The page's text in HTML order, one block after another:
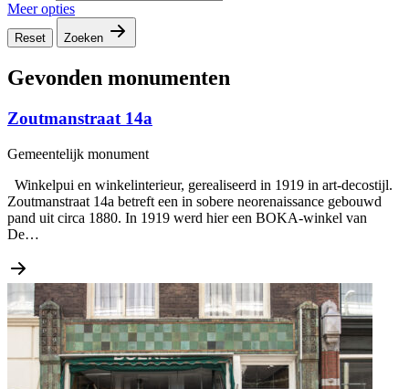
Meer opties
Reset Zoeken
Gevonden monumenten
Zoutmanstraat 14a
Gemeentelijk monument
Winkelpui en winkelinterieur, gerealiseerd in 1919 in art-decostijl.
Zoutmanstraat 14a betreft een in sobere neorenaissance gebouwd
pand uit circa 1880. In 1919 werd hier een BOKA-winkel van
De…